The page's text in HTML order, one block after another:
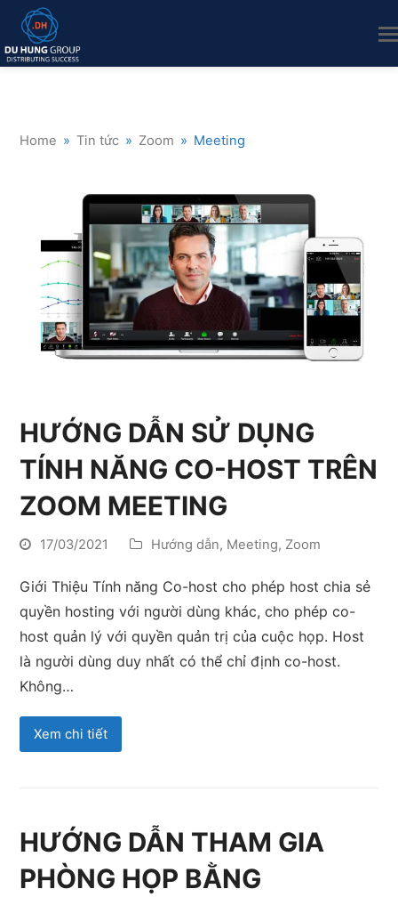
Home » Tin tức » Zoom » Meeting
HƯỚNG DẪN SỬ DỤNG
TÍNH NĂNG CO-HOST TRÊN
ZOOM MEETING
17/03/2021 Hướng dẫn, Meeting, Zoom
Giới Thiệu Tính năng Co-host cho phép host chia sẻ
quyền hosting với người dùng khác, cho phép co-
host quản lý với quyền quản trị của cuộc họp. Host
là người dùng duy nhất có thể chỉ định co-host.
Không…
Xem chi tiết
HƯỚNG DẪN THAM GIA
PHÒNG HỌP BẰNG